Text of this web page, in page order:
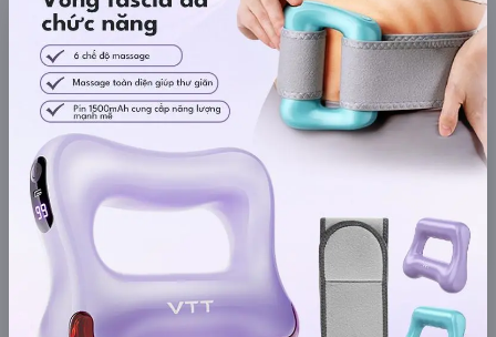
Xem khuyến mãi
Chi tiết
LỊCH CHIẾU BÌNH LUẬN ĐÁNH GIÁ TIN TỨC
KHU VỰC HỆ THỐNG RẠP